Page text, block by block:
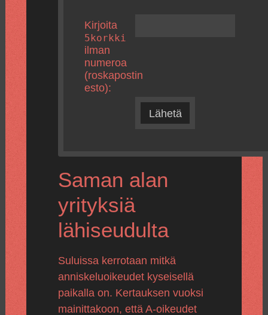
Kirjoita
5korkki
ilman
numeroa
(roskapostin
esto):
Lähetä
Saman alan
yrityksiä
lähiseudulta
Suluissa kerrotaan mitkä
anniskeluoikeudet kyseisellä
paikalla on. Kertauksen vuoksi
mainittakoon, että A-oikeudet